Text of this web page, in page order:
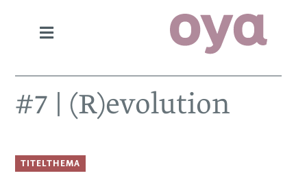
#7 | (R)evolution
TITELTHEMA